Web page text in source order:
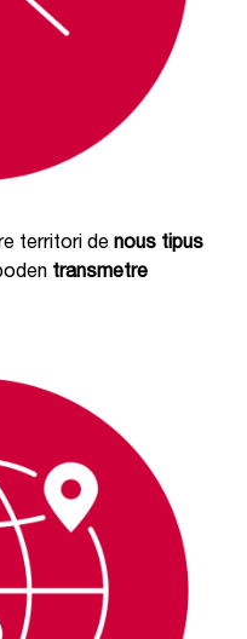
territori de nous tipus
transmetre